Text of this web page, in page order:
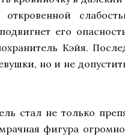
откровенной
его
Кэйя.
но и не
стал не только
фигура